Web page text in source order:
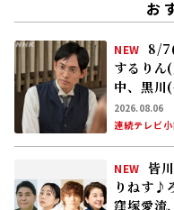
トピック
NEW
8/
直美(上
に、村人
アサ(美
ず……
2026.08.05
連続テレビ小
NEW 特
会見 高
ければい